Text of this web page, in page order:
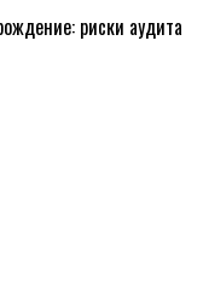
риски аудита